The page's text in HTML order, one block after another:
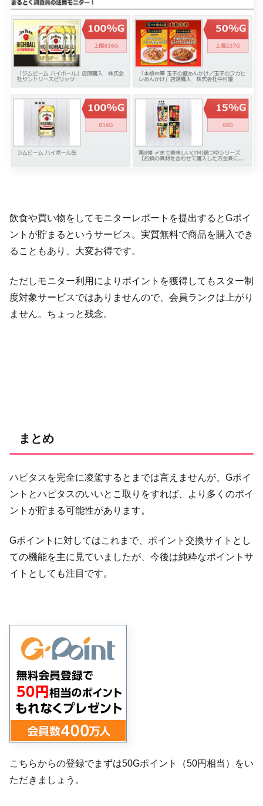
飲食や買い物をしてモニターレポートを提出するとGポイ
ントが貯まるというサービス。実質無料で商品を購入でき
ることもあり、大変お得です。
ただしモニター利用によりポイントを獲得してもスター制
度対象サービスではありませんので、会員ランクは上がり
ません。ちょっと残念。
まとめ
ハピタスを完全に凌駕するとまでは言えませんが、Gポイ
ントとハピタスのいいとこ取りをすれば、より多くのポイ
ントが貯まる可能性があります。
Gポイントに対してはこれまで、ポイント交換サイトとし
ての機能を主に見ていましたが、今後は純粋なポイントサ
イトとしても注目です。
こちらからの登録でまずは50Gポイント（50円相当）をい
ただきましょう。